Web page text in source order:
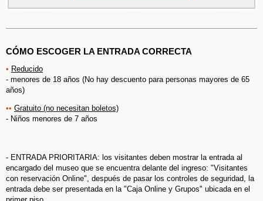
CÓMO ESCOGER LA ENTRADA CORRECTA
Reducido
- menores de 18 años (No hay descuento para personas mayores de 65
años)
Gratuito (no necesitan boletos)
- Niños menores de 7 años
- ENTRADA PRIORITARIA: los visitantes deben mostrar la entrada al
encargado del museo que se encuentra delante del ingreso: "Visitantes
con reservación Online", después de pasar los controles de seguridad, la
entrada debe ser presentada en la "Caja Online y Grupos" ubicada en el